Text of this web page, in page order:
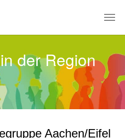
der Region
Aachen/Eifel